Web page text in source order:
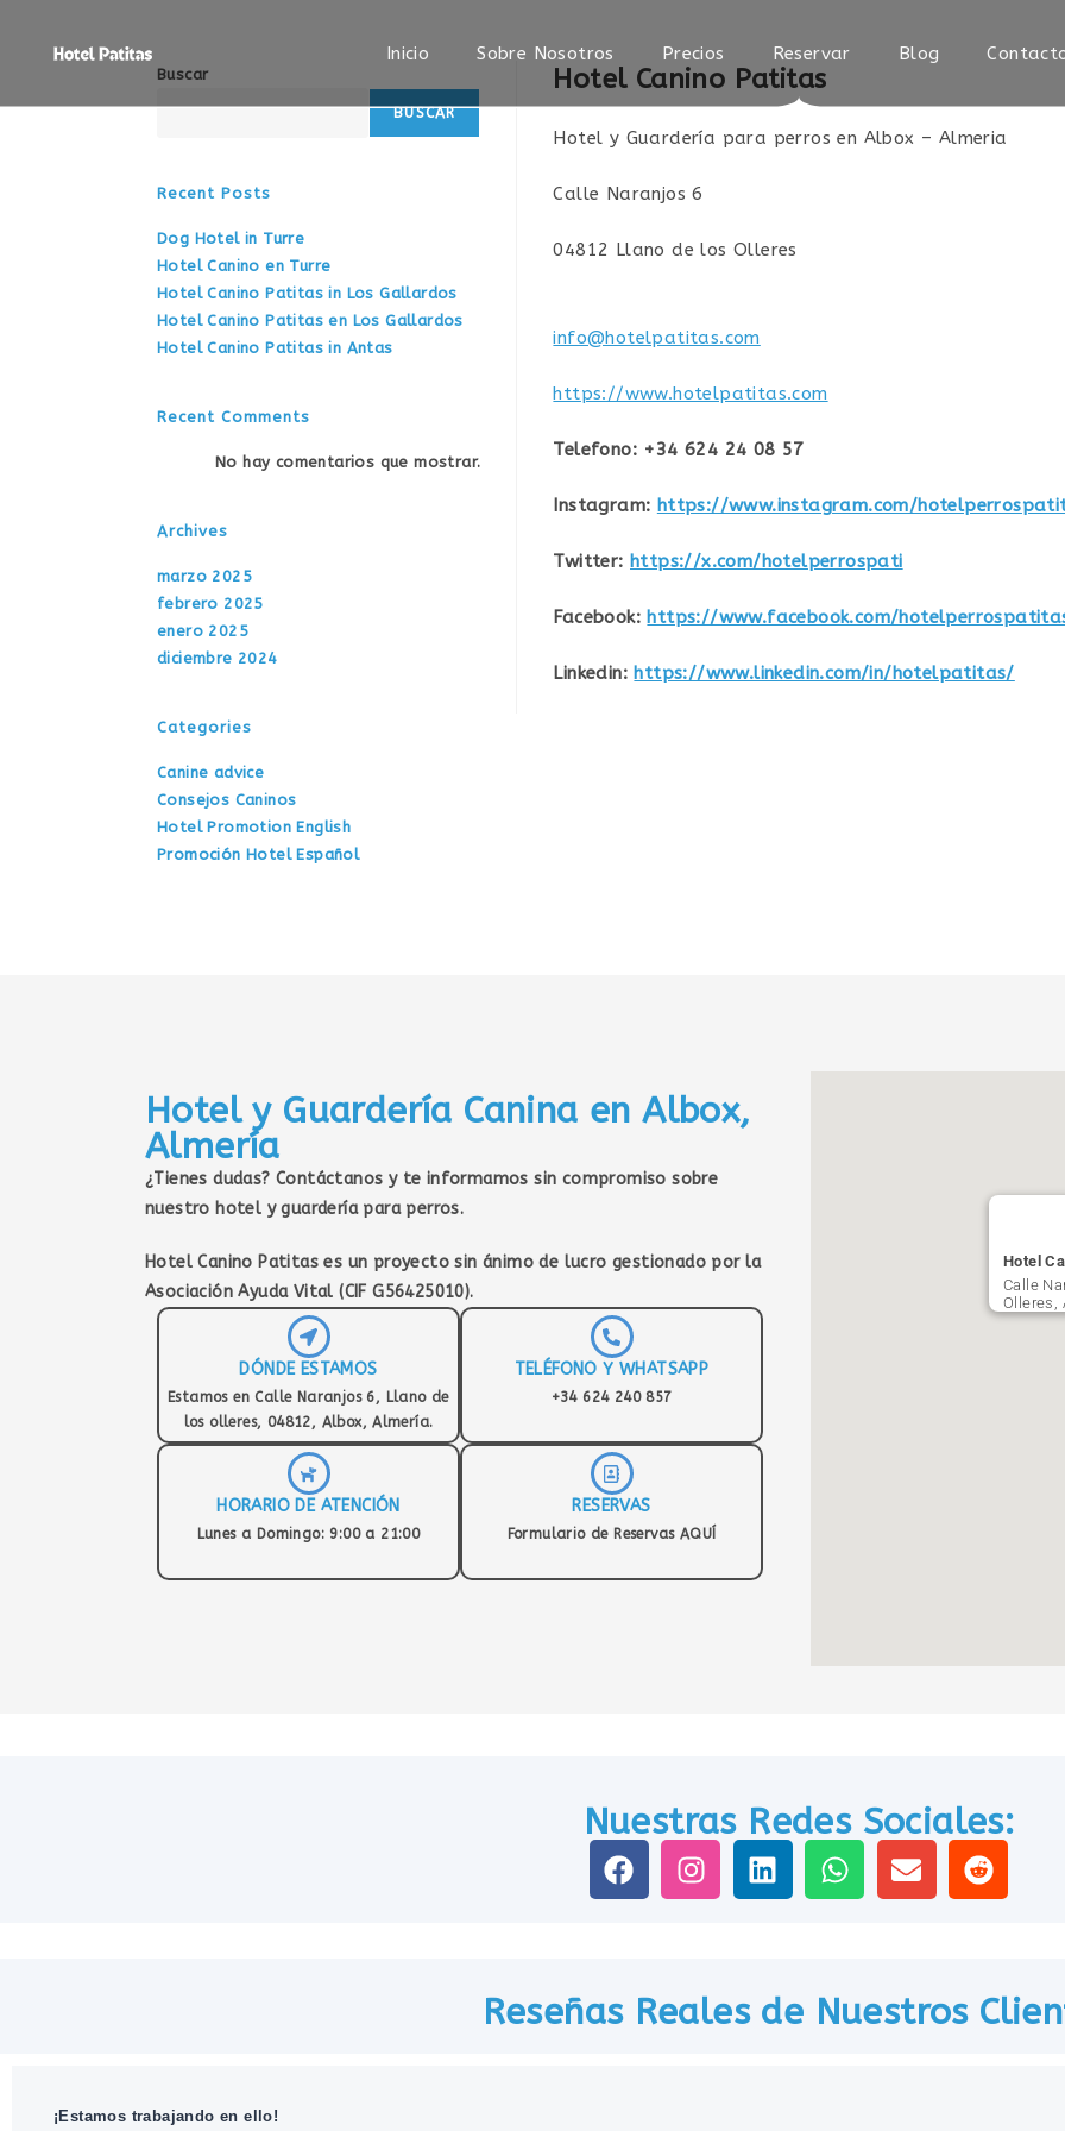
Inicio Sobre Nosotros Precios Reservar Blog
Hotel Canino Patitas
Hotel y Guardería para perros en Albox – Almeria
Calle Naranjos 6
04812 Llano de los Olleres
info@hotelpatitas.com
https://www.hotelpatitas.com
Telefono: +34 624 24 08 57
Instagram: https://www.instagram.com/
Twitter: https://x.com/hotelperrospati
Facebook: https://www.facebook.com/
Linkedin: https://www.linkedin.com/in/hotelpatitas/
Buscar
BUSCAR
Recent Posts
Dog Hotel in Turre
Hotel Canino en Turre
Hotel Canino Patitas in Los Gallardos
Hotel Canino Patitas en Los Gallardos
Hotel Canino Patitas in Antas
Recent Comments
No hay comentarios que mostrar.
Archives
marzo 2025
febrero 2025
enero 2025
diciembre 2024
Categories
Canine advice
Consejos Caninos
Hotel Promotion English
Promoción Hotel Español
Hotel y Guardería Canina en Albox,
Almería
¿Tienes dudas?Contáctanos y te informamos sin compromiso sobre
nuestro hotel y guardería para perros.
Hotel Canino Patitas es un proyecto sin ánimo de lucro gestionado por la
Asociación Ayuda Vital (CIF G56425010).
DÓNDE ESTAMOS
Estamos en Calle Naranjos 6, Llano de
los olleres, 04812, Albox, Almería.
TELÉFONO Y WHATSAPP
+34 624 240 857
HORARIO DE ATENCIÓN
Lunes a Domingo: 9:00 a 21:00
RESERVAS
Formulario de Reservas AQUÍ
Hotel
Calle
Olleres,
Nuestras Redes Sociales:
Reseñas Reales de Nuestros
¡Estamos trabajando en ello!